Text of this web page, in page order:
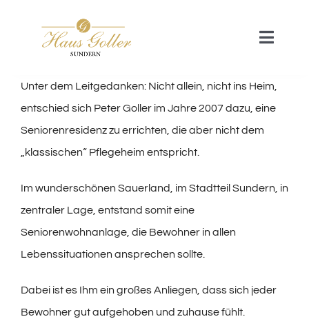
Toggle
Startseite
Das Wohnkonzept
Galerie
Unter dem Leitgedanken: Nicht allein, nicht ins Heim,
entschied sich Peter Goller im Jahre 2007 dazu, eine
Seniorenresidenz zu errichten, die aber nicht dem
„klassischen“ Pflegeheim entspricht.
Im wunderschönen Sauerland, im Stadtteil Sundern, in
zentraler Lage, entstand somit eine
Seniorenwohnanlage, die Bewohner in allen
Lebenssituationen ansprechen sollte.
Dabei ist es Ihm ein großes Anliegen, dass sich jeder
Bewohner gut aufgehoben und zuhause fühlt.